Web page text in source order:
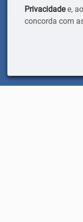
Privacidadee,
concorda com